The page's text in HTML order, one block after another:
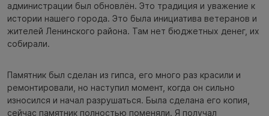
администрации был обновлён. Это традиция и уважение к
истории нашего города. Это была инициатива ветеранов и
жителей Ленинского района. Там нет бюджетных денег, их
собирали.
Памятник был сделан из гипса, его много раз красили и
ремонтировали, но наступил момент, когда он сильно
износился и начал разрушаться. Была сделана его копия,
сейчас памятник полностью поменяли. Я получал